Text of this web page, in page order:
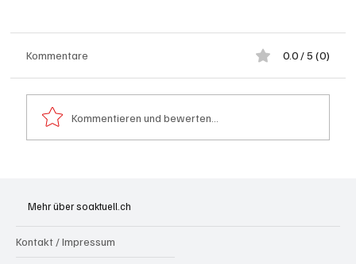
Kommentare 0.0 / 5 (0)
Kommentieren und bewerten...
Mehr über soaktuell.ch
Kontakt / Impressum